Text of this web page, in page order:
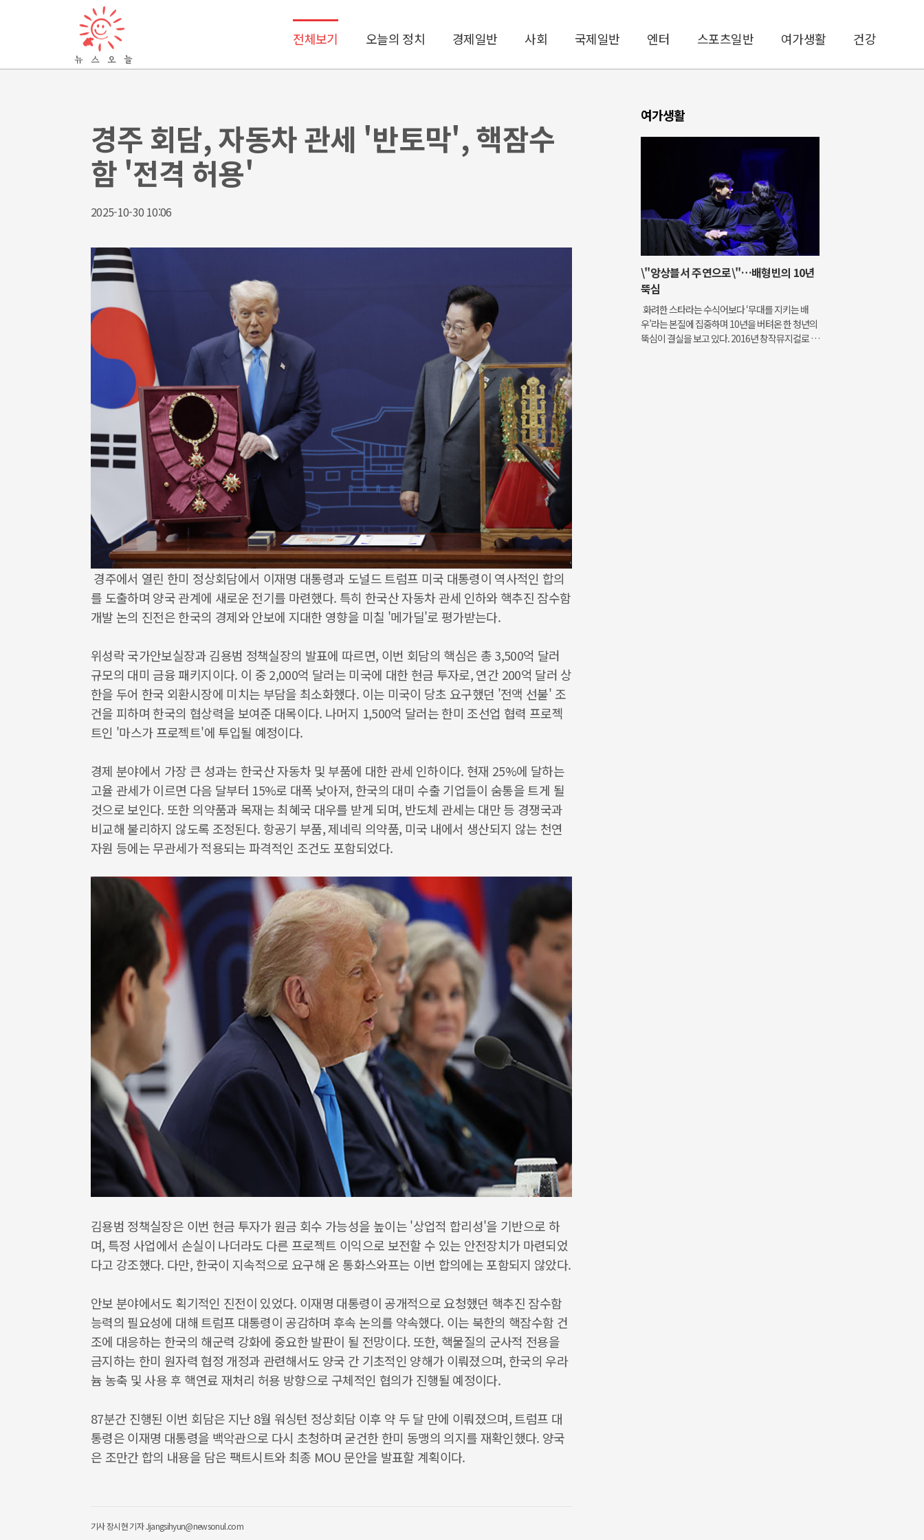
전체보기 오늘의 정치 경제일반 사회 국제일반 엔터 스포츠일반 여가생활 건강
경주 회담, 자동차 관세 '반토막', 핵잠수
함 '전격 허용'
2025-10-30 10:06
경주에서 열린 한미 정상회담에서 이재명 대통령과 도널드 트럼프 미국 대통령이 역사적인 합의
를 도출하며 양국 관계에 새로운 전기를 마련했다. 특히 한국산 자동차 관세 인하와 핵추진 잠수함
개발 논의 진전은 한국의 경제와 안보에 지대한 영향을 미칠 '메가딜'로 평가받는다.
위성락 국가안보실장과 김용범 정책실장의 발표에 따르면, 이번 회담의 핵심은 총 3,500억 달러
규모의 대미 금융 패키지이다. 이 중 2,000억 달러는 미국에 대한 현금 투자로, 연간 200억 달러 상
한을 두어 한국 외환시장에 미치는 부담을 최소화했다. 이는 미국이 당초 요구했던 '전액 선불' 조
건을 피하며 한국의 협상력을 보여준 대목이다. 나머지 1,500억 달러는 한미 조선업 협력 프로젝
트인 '마스가 프로젝트'에 투입될 예정이다.
경제 분야에서 가장 큰 성과는 한국산 자동차 및 부품에 대한 관세 인하이다. 현재 25%에 달하는
고율 관세가 이르면 다음 달부터 15%로 대폭 낮아져, 한국의 대미 수출 기업들이 숨통을 트게 될
것으로 보인다. 또한 의약품과 목재는 최혜국 대우를 받게 되며, 반도체 관세는 대만 등 경쟁국과
비교해 불리하지 않도록 조정된다. 항공기 부품, 제네릭 의약품, 미국 내에서 생산되지 않는 천연
자원 등에는 무관세가 적용되는 파격적인 조건도 포함되었다.
김용범 정책실장은 이번 현금 투자가 원금 회수 가능성을 높이는 '상업적 합리성'을 기반으로 하
며, 특정 사업에서 손실이 나더라도 다른 프로젝트 이익으로 보전할 수 있는 안전장치가 마련되었
다고 강조했다. 다만, 한국이 지속적으로 요구해 온 통화스와프는 이번 합의에는 포함되지 않았다.
안보 분야에서도 획기적인 진전이 있었다. 이재명 대통령이 공개적으로 요청했던 핵추진 잠수함
능력의 필요성에 대해 트럼프 대통령이 공감하며 후속 논의를 약속했다. 이는 북한의 핵잠수함 건
조에 대응하는 한국의 해군력 강화에 중요한 발판이 될 전망이다. 또한, 핵물질의 군사적 전용을
금지하는 한미 원자력 협정 개정과 관련해서도 양국 간 기초적인 양해가 이뤄졌으며, 한국의 우라
늄 농축 및 사용 후 핵연료 재처리 허용 방향으로 구체적인 협의가 진행될 예정이다.
87분간 진행된 이번 회담은 지난 8월 워싱턴 정상회담 이후 약 두 달 만에 이뤄졌으며, 트럼프 대
통령은 이재명 대통령을 백악관으로 다시 초청하며 굳건한 한미 동맹의 의지를 재확인했다. 양국
은 조만간 합의 내용을 담은 팩트시트와 최종 MOU 문안을 발표할 계획이다.
기사장시현 기자 Jjangsihyun@newsonul.com
여가생활
\"앙상블서 주연으로\"…배형빈의 10년
뚝심
화려한 스타라는 수식어보다 ‘무대를 지키는 배
우’라는 본질에 집중하며 10년을 버텨온 한 청년의
뚝심이 결실을 보고 있다. 2016년 창작뮤지컬로 데